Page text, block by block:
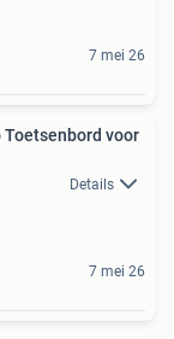
7 mei 26
voor
Details
7 mei 26